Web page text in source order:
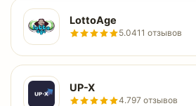
LottoAge
5.0411 отзывов
UP-X
4.797 отзывов